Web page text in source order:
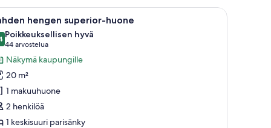
ja tuoli. Siististi pedattu sänky, jossa on tyynyjä,
10 hengen superior-huone
kautta 10
Poikkeuksellisen hyvä
44 arvostelua
(44
arvostelua)
Näkymä kaupungille
20 m²
1 makuuhuone
2 henkilöä
1 keskisuuri parisänky